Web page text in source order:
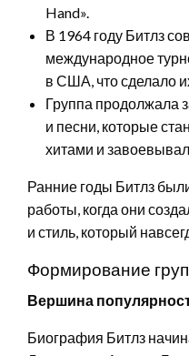
Hand».
В 1964 году Битлз
международное
в США, что сделало
Группа продолжала
и песни, которые
хитами и
Ранние годы Битлз
работы, когда они
и стиль, который
Формирование
Вершина
Биография Битлз